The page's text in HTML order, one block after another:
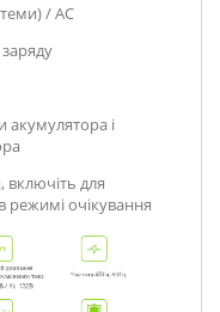
/ AC
акумулятора і
для
режимі очікування